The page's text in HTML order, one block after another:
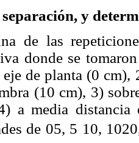
y
de las
donde se
de planta (0 cm),
(10 cm), 3)
a media
de 05, 5 10,